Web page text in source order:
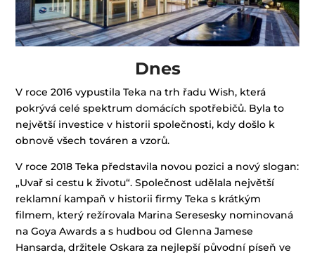
Dnes
V roce 2016 vypustila Teka na trh řadu Wish, která
pokrývá celé spektrum domácích spotřebičů. Byla to
největší investice v historii společnosti, kdy došlo k
obnově všech továren a vzorů.
V roce 2018 Teka představila novou pozici a nový slogan:
„Uvař si cestu k životu“. Společnost udělala největší
reklamní kampaň v historii firmy Teka s krátkým
filmem, který režírovala Marina Seresesky nominovaná
na Goya Awards a s hudbou od Glenna Jamese
Hansarda, držitele Oskara za nejlepší původní píseň ve